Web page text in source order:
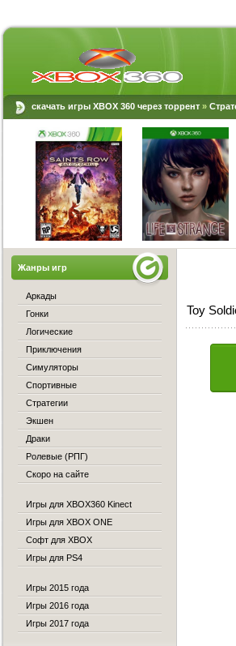
скачать игры XBOX 360 через торрент »
Toy
Жанры игр
Аркады
Гонки
Логические
Приключения
Симуляторы
Спортивные
Стратегии
Экшен
Драки
Ролевые (РПГ)
Скоро на сайте
Игры для XBOX360 Kinect
Игры для XBOX ONE
Софт для XBOX
Игры для PS4
Игры 2015 года
Игры 2016 года
Игры 2017 года